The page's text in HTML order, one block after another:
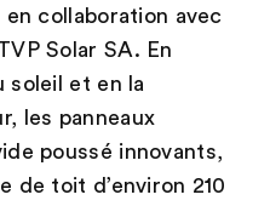
collaboration avec
Solar SA. En
soleil et en la
les panneaux
poussé innovants,
de toit d’environ 210